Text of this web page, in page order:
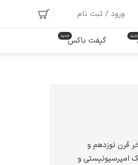
ورود / ثبت نام
گیفت باکس
قرن نوزدهم و
امپرسیونیستی و